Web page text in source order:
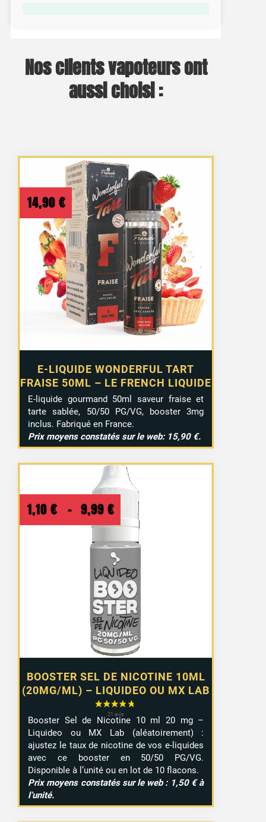
Nos clients vapoteurs ont
aussi choisi :
E-LIQUIDE WONDERFUL TART
FRAISE 50ML – LE FRENCH LIQUIDE
14,90 €
E-liquide gourmand 50ml saveur fraise et
tarte sablée, 50/50 PG/VG, booster 3mg
inclus. Fabriqué en France.
Prix moyens constatés sur le web: 15,90 €.
BOOSTER SEL DE NICOTINE 10ML
(20MG/ML) – LIQUIDEO OU MX LAB
1,10 € – 9,99 €
Plage
de
prix :
1,10 €
à
9,99 €
Booster Sel de Nicotine 10 ml 20 mg –
Liquideo ou MX Lab (aléatoirement) :
ajustez le taux de nicotine de vos e-liquides
avec ce booster en 50/50 PG/VG.
Disponible à l’unité ou en lot de 10 flacons.
Prix moyens constatés sur le web : 1,50 € à
l’unité.